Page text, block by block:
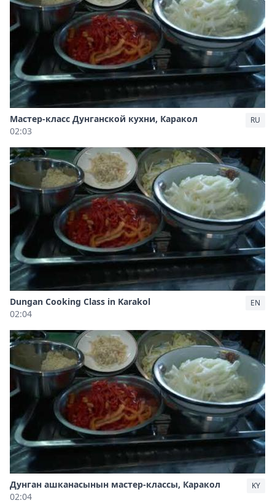
Мастер-класс Дунганской кухни, Каракол
02:03
RU
Dungan Cooking Class in Karakol
02:04
EN
Дунган ашканасынын мастер-классы, Каракол
02:04
KY